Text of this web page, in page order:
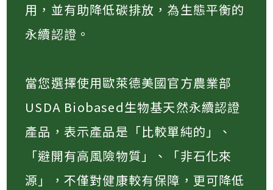
用，並有助降低碳排放，為生態平衡的
永續認證。
當您選擇使用歐萊德美國官方農業部
USDA Biobased生物基天然永續認證
產品，表示產品是「比較單純的」、
「避開有高風險物質」、「非石化來
源」，不僅對健康較有保障，更可降低